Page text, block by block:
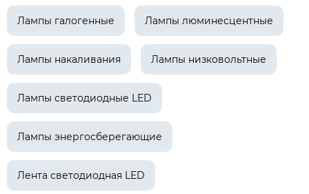
Лампы галогенные Лампы люминесцентные
Лампы накаливания Лампы низковольтные
Лампы светодиодные LED
Лампы энергосберегающие
Лента светодиодная LED